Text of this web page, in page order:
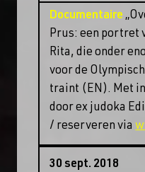
Documentaire
Prus: een portret
Rita, die onder
voor de
traint (EN). Met
door ex judoka
/ reserveren via
30 sept. 2018